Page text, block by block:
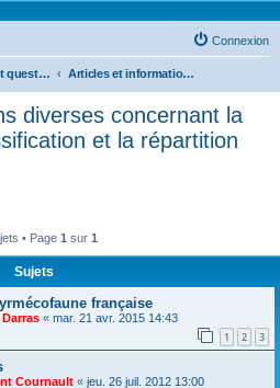
Connexion
Informations et questions taxonomiques Articles et informations diverses concernant la détermination, la classification et la répartition des espèces
diverses concernant la
et la répartition
• Page 1 sur 1
Sujets
française
« mar. 21 avr. 2015 14:43
1 2 3
Cournault « jeu. 26 juil. 2012 13:00